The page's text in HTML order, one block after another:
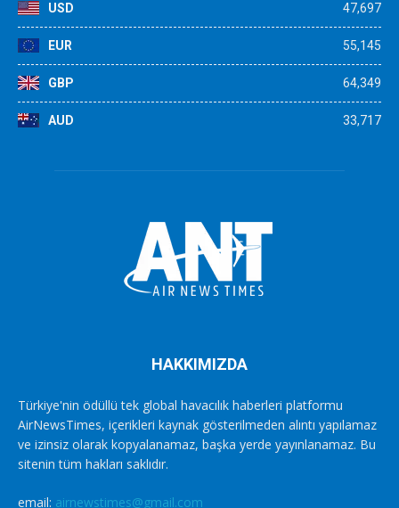
USD 47,697
EUR 55,145
GBP 64,349
AUD 33,717
HAKKIMIZDA
Türkiye'nin ödüllü tek global havacılık haberleri platformu
AirNewsTimes, içerikleri kaynak gösterilmeden alıntı yapılamaz
ve izinsiz olarak kopyalanamaz, başka yerde yayınlanamaz. Bu
sitenin tüm hakları saklıdır.
email: airnewstimes@gmail.com